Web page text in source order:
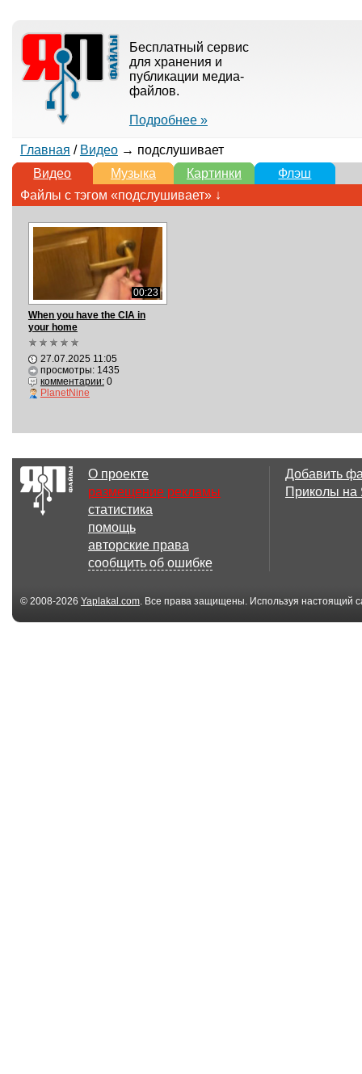
Бесплатный сервис
для хранения и
публикации медиа-
файлов.
Подробнее »
Главная / Видео→ подслушивает
Видео
Музыка Картинки
Флэш
Файлы с тэгом «подслушивает» ↓
00:23
When you have the CIA in
your home
27.07.2025 11:05
просмотры: 1435
комментарии:0
PlanetNine
О проекте
размещение рекламы
статистика
помощь
авторские права
сообщить об ошибке
Добавить
Приколы
© 2008-2026 Yaplakal.com. Все права защищены. Используя настоящий